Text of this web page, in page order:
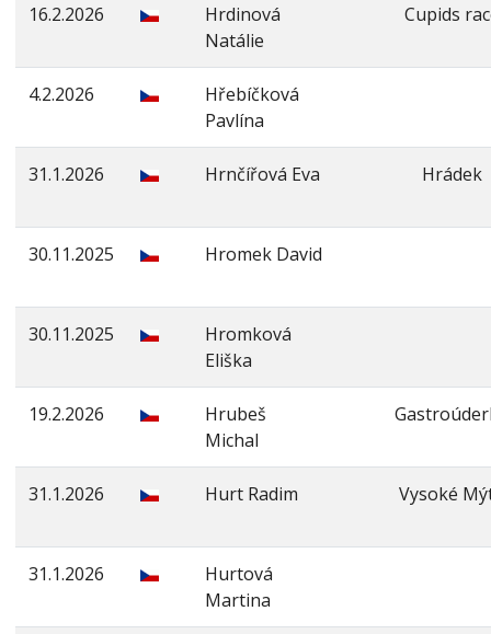
16.2.2026
Hrdinová
Natálie
Cupids
4.2.2026
Hřebíčková
Pavlína
31.1.2026 Hrnčířová Eva Hrádek
30.11.2025 Hromek David
30.11.2025
Hromková
Eliška
19.2.2026
Hrubeš
Michal
31.1.2026 Hurt Radim Vysoké
31.1.2026
Hurtová
Martina